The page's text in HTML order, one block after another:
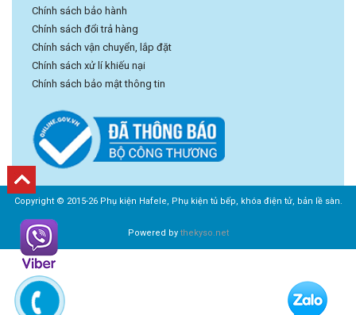
Chính sách bảo hành
Chính sách đổi trả hàng
Chính sách vận chuyển, lắp đặt
Chính sách xử lí khiếu nại
Chính sách bảo mật thông tin
Copyright © 2015-26 Phụ kiện Hafele, Phụ kiện tủ bếp, khóa điện tử, bản lề sàn.
Powered by thekyso.net